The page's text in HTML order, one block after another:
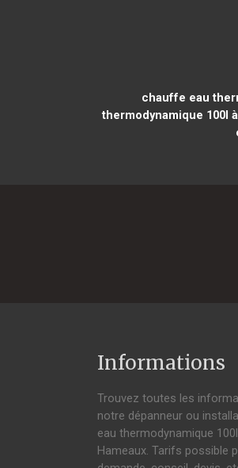
chauffe eau
thermodynamique 100l
Informations
Trouvez toutes les
notre dépanneur ou
eau thermodynamique
Hameaux. Tarifs possible